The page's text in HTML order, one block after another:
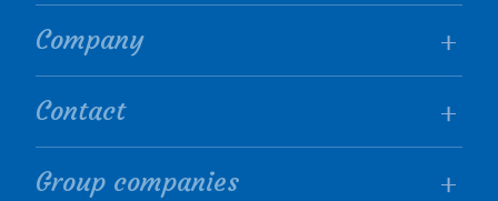
Company
Contact
Group companies